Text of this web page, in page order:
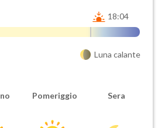
18:04
Luna calante
Pomeriggio Sera